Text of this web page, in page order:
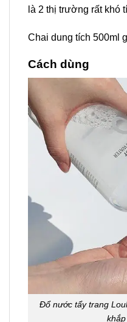
là 2 thị trường rất khó
Chai dung tích 500ml
Cách dùng
Đổ nước tẩy trang